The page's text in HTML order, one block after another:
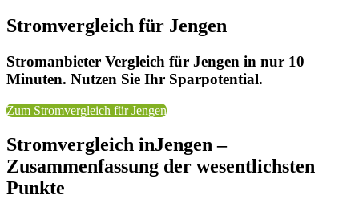
Stromvergleich für Jengen
Stromanbieter Vergleich für Jengen in nur 10
Minuten. Nutzen Sie Ihr Sparpotential.
Zum Stromvergleich für Jengen
Stromvergleich inJengen –
Zusammenfassung der wesentlichsten
Punkte